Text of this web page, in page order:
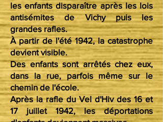
les enfants disparaître après les lois
antisémites de Vichy puis les
grandes rafles.
À partir de l'été 1942, la catastrophe
devient visible.
Des enfants sont arrêtés chez eux,
dans la rue, parfois même sur le
chemin de l'école.
Après la rafle du Vel d'Hiv des 16 et
17 juillet 1942, les déportations